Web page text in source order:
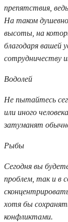
препятствия,
На таком
высоты, на
благодаря вашей
сотрудничеству
Водолей
Не пытайтесь
или иного
затуманят
Рыбы
Сегодня вы
проблем, так и в
хотя бы
конфликтами.